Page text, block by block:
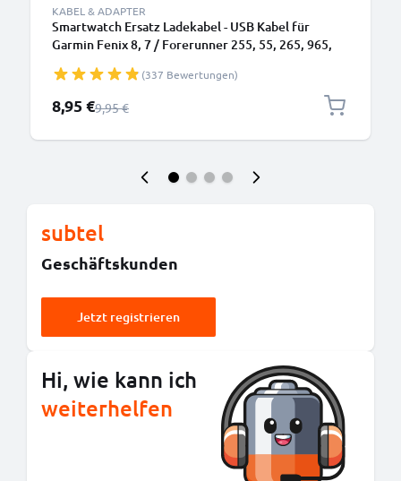
KABEL & ADAPTER
Smartwatch Ersatz Ladekabel - USB Kabel für
Garmin Fenix 8, 7 / Forerunner 255, 55, 265, 965,
Sportuhr - 1A Datenkabel für Fitness Armband-Uhr
(337 Bewertungen)
Sonderpreis
8,95 €Regulärer Preis
9,95 €
subtel
Geschäftskunden
Jetzt registrieren
Hi, wie kann ich
weiterhelfen